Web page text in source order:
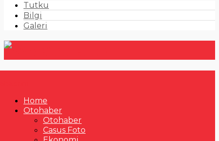
Tutku
Bilgi
Galeri
Home
Otohaber
Otohaber
Casus Foto